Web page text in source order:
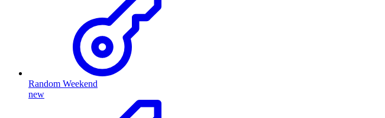
Random Weekend
new